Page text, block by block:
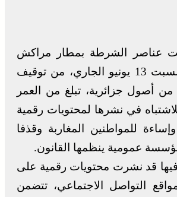
عناصر الشرطة بمطار مراكش
المنارة، اليوم السبت 13 يونيو الجاري، من توقيف
أصول جزائرية، تبلغ من العمر
للاشتباه في نشرها لمحتويات رقمية
للمواطنين المغاربة وقذفا
عمومية ينظمها القانون.
قد نشرت محتويات رقمية على
التواصل الاجتماعي، تتضمن